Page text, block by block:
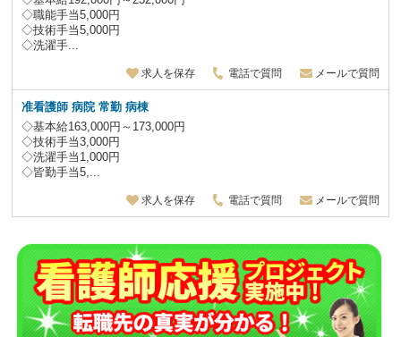
◇職能手当5,000円
◇技術手当5,000円
◇洗濯手...
求人を保存 電話で質問 メールで質問
准看護師 病院 常勤 病棟
◇基本給163,000円～173,000円
◇技術手当3,000円
◇洗濯手当1,000円
◇皆勤手当5,...
求人を保存 電話で質問 メールで質問